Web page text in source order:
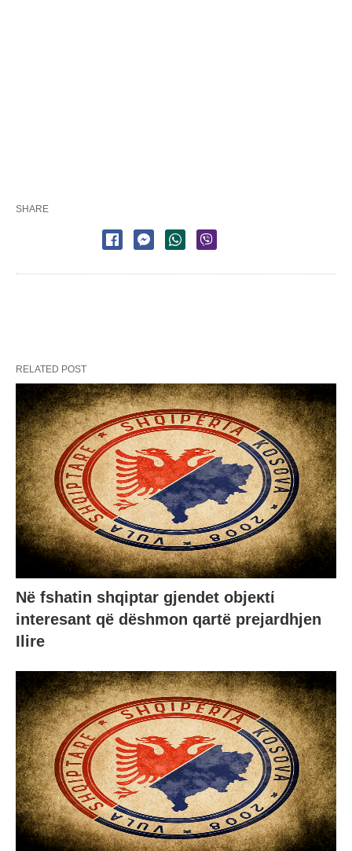
SHARE
RELATED POST
Në fshatin shqiptar gjendet objeκtί
interesant që dëshmon qartë prejardhjen
Ilire